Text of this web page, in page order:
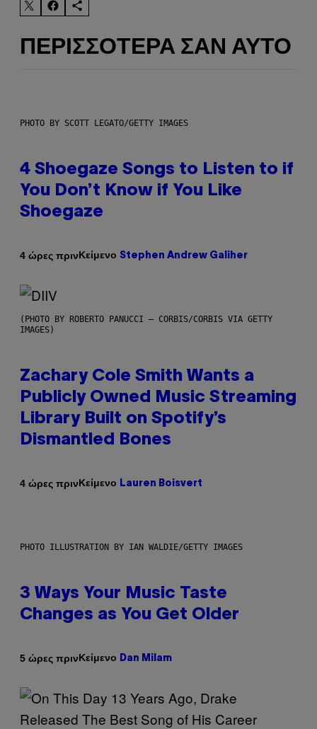
ΠΕΡΙΣΣΌΤΕΡΑ ΣΑΝ ΑΥΤΌ
PHOTO BY SCOTT LEGATO/GETTY IMAGES
4 Shoegaze Songs to Listen to if
You Don’t Know if You Like
Shoegaze
4 ώρες πρινΚείμενο Stephen Andrew Galiher
(PHOTO BY ROBERTO PANUCCI – CORBIS/CORBIS VIA GETTY
IMAGES)
Zachary Cole Smith Wants a
Publicly Owned Music Streaming
Library Built on Spotify’s
Dismantled Bones
4 ώρες πρινΚείμενο Lauren Boisvert
PHOTO ILLUSTRATION BY IAN WALDIE/GETTY IMAGES
3 Ways Your Music Taste
Changes as You Get Older
5 ώρες πρινΚείμενο Dan Milam